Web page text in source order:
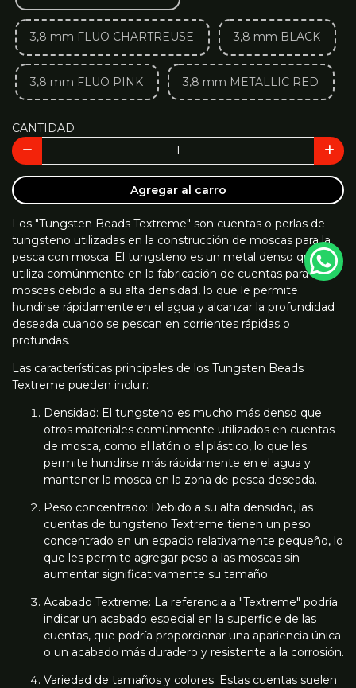
3,8 mm FLUO CHARTREUSE 3,8 mm BLACK
3,8 mm FLUO PINK 3,8 mm METALLIC RED
CANTIDAD
Agregar al carro
Los "Tungsten Beads Textreme" son cuentas o perlas de
tungsteno utilizadas en la construcción de moscas para la
pesca con mosca. El tungsteno es un metal denso que se
utiliza comúnmente en la fabricación de cuentas para
moscas debido a su alta densidad, lo que le permite
hundirse rápidamente en el agua y alcanzar la profundidad
deseada cuando se pescan en corrientes rápidas o
profundas.
Las características principales de los Tungsten Beads
Textreme pueden incluir:
Densidad: El tungsteno es mucho más denso que
otros materiales comúnmente utilizados en cuentas
de mosca, como el latón o el plástico, lo que les
permite hundirse más rápidamente en el agua y
mantener la mosca en la zona de pesca deseada.
Peso concentrado: Debido a su alta densidad, las
cuentas de tungsteno Textreme tienen un peso
concentrado en un espacio relativamente pequeño, lo
que les permite agregar peso a las moscas sin
aumentar significativamente su tamaño.
Acabado Textreme: La referencia a "Textreme" podría
indicar un acabado especial en la superficie de las
cuentas, que podría proporcionar una apariencia única
o un acabado más duradero y resistente a la corrosión.
Variedad de tamaños y colores: Estas cuentas suelen